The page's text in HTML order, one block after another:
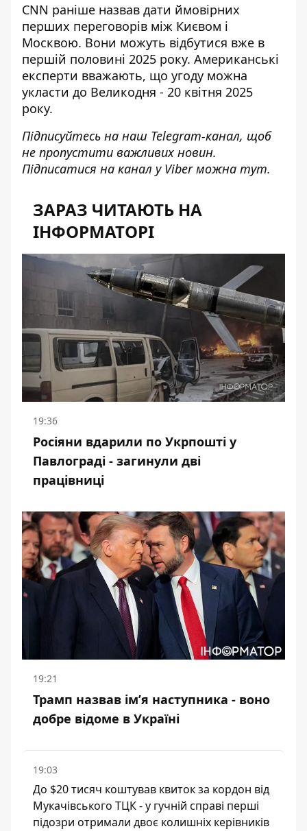
CNN раніше назвав дати ймовірних
перших переговорів між Києвом і
Москвою. Вони можуть відбутися вже в
першій половині 2025 року. Американські
експерти вважають, що угоду можна
укласти до Великодня - 20 квітня 2025
року.
Підписуйтесь на наш Telegram-канал, щоб
не пропустити важливих новин.
Підписатися на канал у Viber можна тут.
ЗАРАЗ ЧИТАЮТЬ НА
ІНФОРМАТОРІ
19:36
Росіяни вдарили по Укрпошті у
Павлограді - загинули дві
працівниці
19:21
Трамп назвав імʼя наступника - воно
добре відоме в Україні
19:03
До $20 тисяч коштував квиток за кордон від
Мукачівського ТЦК - у гучній справі перші
підозри отримали двоє колишніх керівників